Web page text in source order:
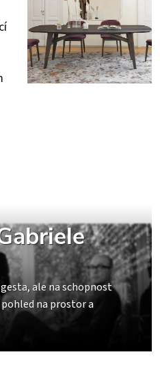
ale na schopnost
na prostor ​​a